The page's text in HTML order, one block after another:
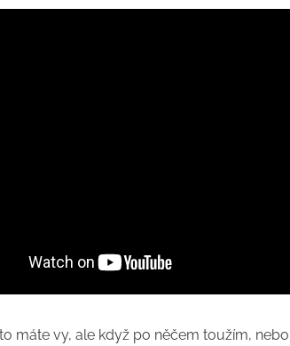
máte vy, ale když po něčem toužím,